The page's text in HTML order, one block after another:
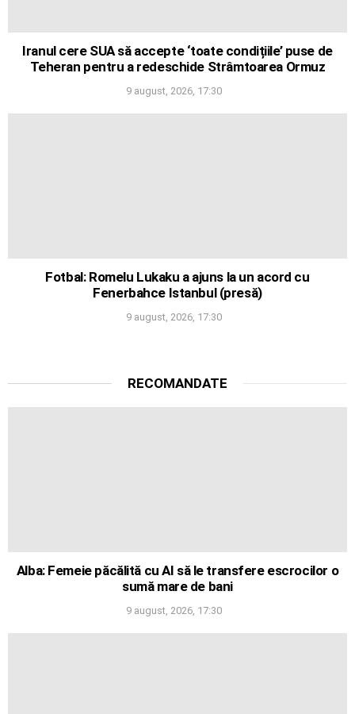
Iranul cere SUA să accepte ‘toate condițiile’ puse de
Teheran pentru a redeschide Strâmtoarea Ormuz
9 august, 2026, 17:30
Fotbal: Romelu Lukaku a ajuns la un acord cu
Fenerbahce Istanbul (presă)
9 august, 2026, 17:30
RECOMANDATE
Alba: Femeie păcălită cu AI să le transfere escrocilor o
sumă mare de bani
9 august, 2026, 17:30